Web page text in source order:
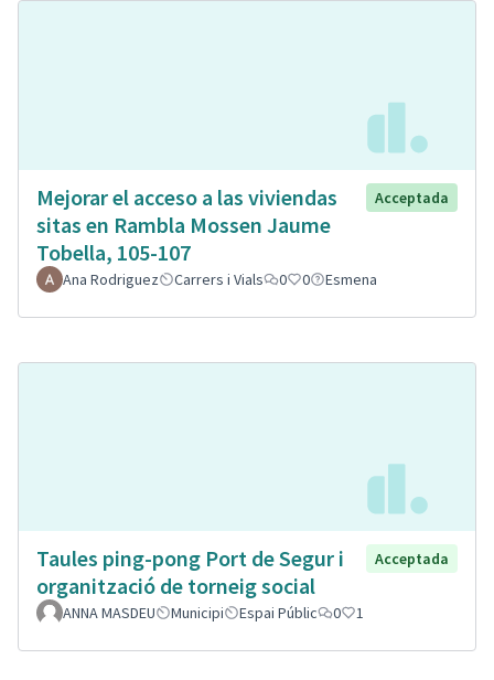
Mejorar el acceso a las viviendas
sitas en Rambla Mossen Jaume
Tobella, 105-107
Acceptada
Ana Rodriguez Carrers i Vials 0 0 Esmena
Taules ping-pong Port de Segur i
organització de torneig social
Acceptada
ANNA MASDEU Municipi Espai Públic 0 1